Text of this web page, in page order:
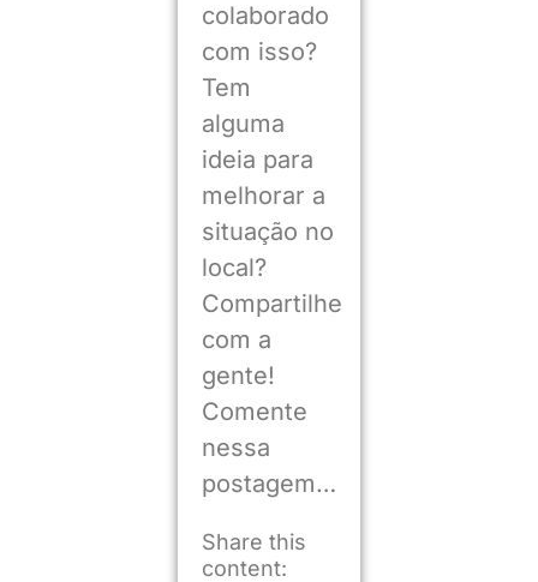
colaborado
com isso?
Tem
alguma
ideia para
melhorar a
situação no
local?
Compartilhe
com a
gente!
Comente
nessa
postagem…
Share this
content: